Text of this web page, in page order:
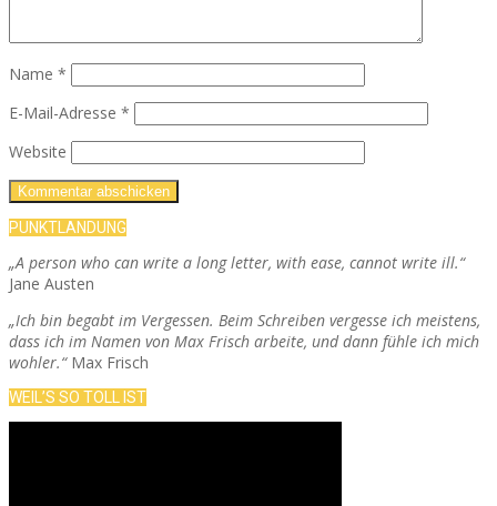
Name *
E-Mail-Adresse *
Website
PUNKTLANDUNG
„A person who can write a long letter, with ease, cannot write ill.“
Jane Austen
„Ich bin begabt im Vergessen. Beim Schreiben vergesse ich meistens,
dass ich im Namen von Max Frisch arbeite, und dann fühle ich mich
wohler.“Max Frisch
WEIL’S SO TOLL IST